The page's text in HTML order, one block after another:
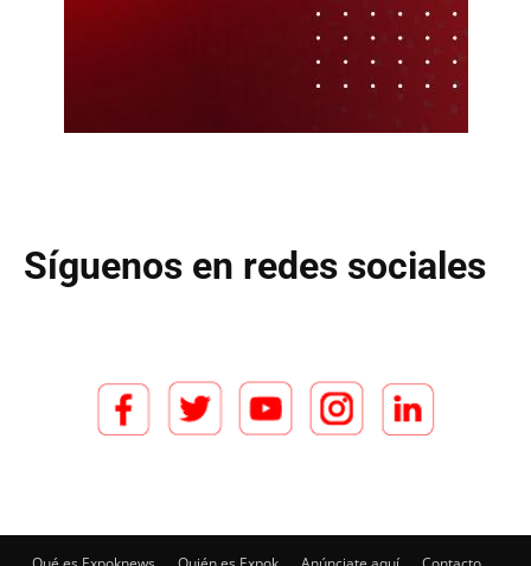
Síguenos en redes sociales